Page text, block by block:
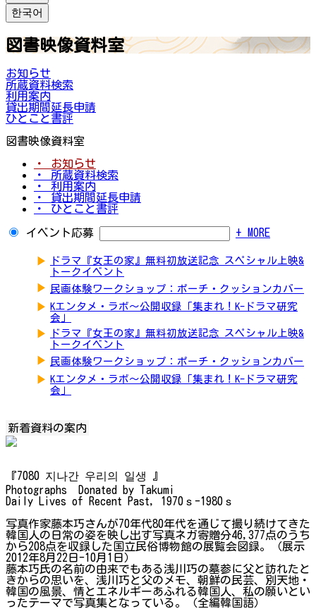
한국어
図書映像資料室
お知らせ
所蔵資料検索
利用案内
貸出期間延長申請
ひとこと書評
図書映像資料室
・ お知らせ
・ 所蔵資料検索
・ 利用案内
・ 貸出期間延長申請
・ ひとこと書評
イベント応募 + MORE
▶
ドラマ『女王の家』無料初放送記念 スペシャル上映&
トークイベント
▶ 民画体験ワークショップ：ポーチ・クッションカバー
▶ Kエンタメ・ラボ～公開収録「集まれ！K-ドラマ研究
会」
▶
ドラマ『女王の家』無料初放送記念 スペシャル上映&
トークイベント
▶ 民画体験ワークショップ：ポーチ・クッションカバー
▶ Kエンタメ・ラボ～公開収録「集まれ！K-ドラマ研究
会」
新着資料の案内
『7080 지나간 우리의 일생 』
Photographs Donated by Takumi
Daily Lives of Recent Past, 1970ｓ-1980ｓ
写真作家藤本巧さんが70年代80年代を通じて撮り続けてきた
韓国人の日常の姿を映し出す写真ネガ寄贈分46,377点のうち
から208点を収録した国立民俗博物館の展覧会図録。（展示
2012年8月22日-10月1日）
藤本巧氏の名前の由来でもある浅川巧の墓参に父と訪れたと
きからの思いを、浅川巧と父のメモ、朝鮮の民芸、別天地・
韓国の風景、情とエネルギーあふれる韓国人、私の願いとい
ったテーマで写真集となっている。（全編韓国語）